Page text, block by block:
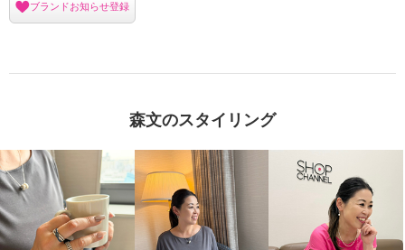
ブランドお知らせ登録
森文のスタイリング